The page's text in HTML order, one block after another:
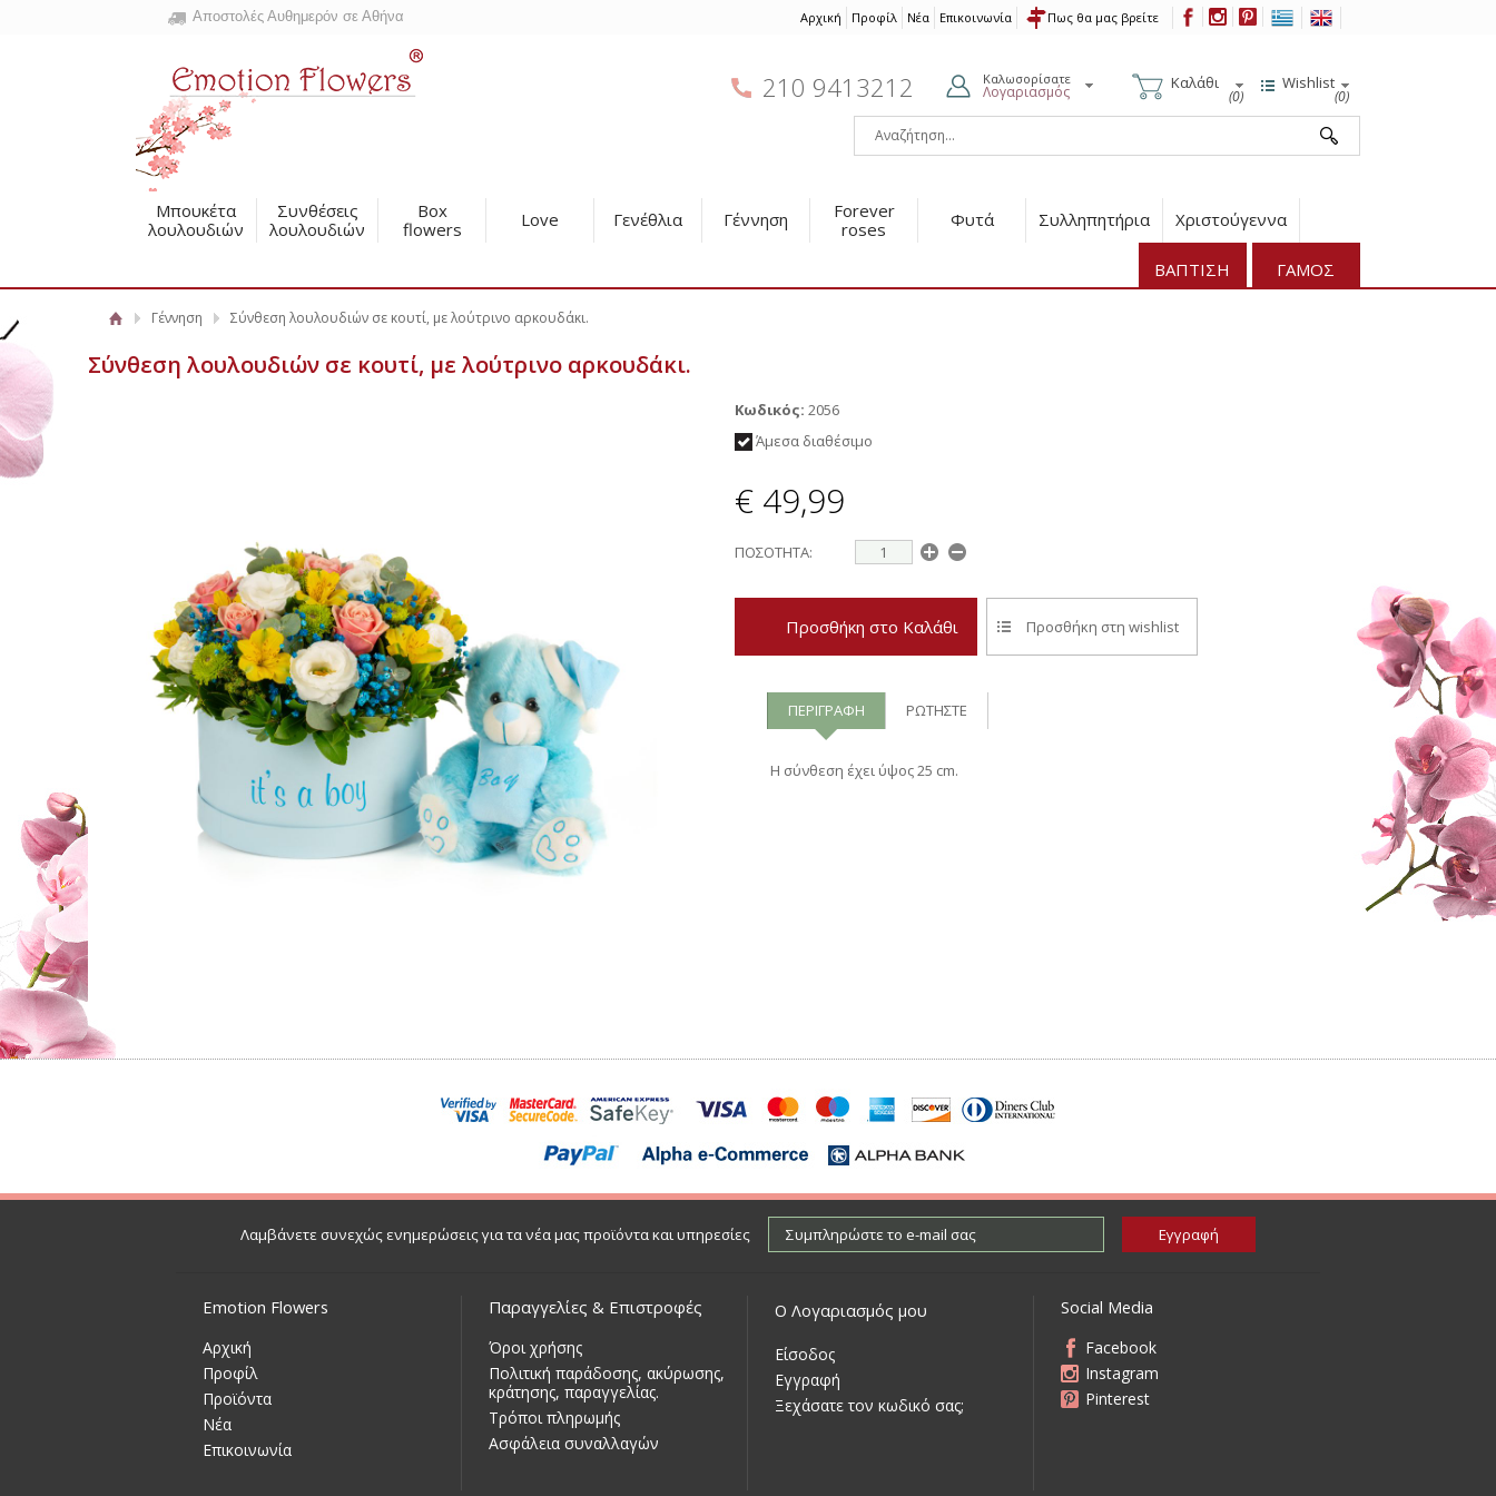
Αποστολές Αυθημερόν σε Αθήνα Αρχική Προφίλ Νέα Επικοινωνία Πως θα μας βρείτε
Καλωσορίσατε
Λογαριασμός Καλάθι
(0)
Wishlist
(0)
210 9413212
Μπουκέτα
λουλουδιών
Συνθέσεις
λουλουδιών
Box
flowers
Love Γενέθλια Γέννηση
Forever
roses
Φυτά Συλληπητήρια Χριστούγεννα
ΓΑΜΟΣ
ΒΑΠΤΙΣΗ
Γέννηση Σύνθεση λουλουδιών σε κουτί, με λούτρινο αρκουδάκι.
Σύνθεση λουλουδιών σε κουτί, με λούτρινο αρκουδάκι.
Κωδικός: 2056
Άμεσα διαθέσιμο
€ 49,99
ΠΟΣΟΤΗΤΑ:
Προσθήκη στο Καλάθι Προσθήκη στη wishlist
ΠΕΡΙΓΡΑΦΗ ΡΩΤΗΣΤΕ
Η σύνθεση έχει ύψος 25 cm.
Λαμβάνετε συνεχώς ενημερώσεις για τα νέα μας προϊόντα και υπηρεσίες
Emotion Flowers
Αρχική
Προφίλ
Προϊόντα
Νέα
Επικοινωνία
Παραγγελίες & Επιστροφές
Όροι χρήσης
Πολιτική παράδοσης, ακύρωσης,
κράτησης, παραγγελίας.
Τρόποι πληρωμής
Ασφάλεια συναλλαγών
Ο Λογαριασμός μου
Είσοδος
Εγγραφή
Ξεχάσατε τον κωδικό σας;
Social Media
Facebook
Instagram
Pinterest